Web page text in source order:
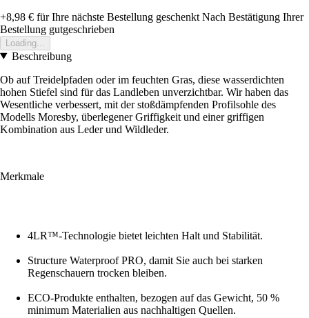
+8,98 € für Ihre nächste Bestellung geschenkt Nach Bestätigung Ihrer
Bestellung gutgeschrieben
Loading...
Beschreibung
Ob auf Treidelpfaden oder im feuchten Gras, diese wasserdichten
hohen Stiefel sind für das Landleben unverzichtbar. Wir haben das
Wesentliche verbessert, mit der stoßdämpfenden Profilsohle des
Modells Moresby, überlegener Griffigkeit und einer griffigen
Kombination aus Leder und Wildleder.
Merkmale
4LR™-Technologie bietet leichten Halt und Stabilität.
Structure Waterproof PRO, damit Sie auch bei starken
Regenschauern trocken bleiben.
ECO-Produkte enthalten, bezogen auf das Gewicht, 50 %
minimum Materialien aus nachhaltigen Quellen.